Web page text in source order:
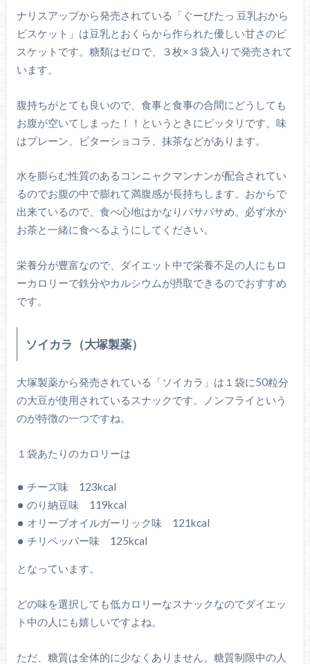
ナリスアップから発売されている「ぐーぴたっ 豆乳おから
ビスケット」は豆乳とおくらから作られた優しい甘さのビ
スケットです。糖類はゼロで、３枚×３袋入りで発売されて
います。
腹持ちがとても良いので、食事と食事の合間にどうしても
お腹が空いてしまった！！というときにピッタリです。味
はプレーン、ビターショコラ、抹茶などがあります。
水を膨らむ性質のあるコンニャクマンナンが配合されてい
るのでお腹の中で膨れて満腹感が長持ちします。おからで
出来ているので、食べ心地はかなりパサパサめ。必ず水か
お茶と一緒に食べるようにしてください。
栄養分が豊富なので、ダイエット中で栄養不足の人にもロ
ーカロリーで鉄分やカルシウムが摂取できるのでおすすめ
です。
ソイカラ（大塚製薬）
大塚製薬から発売されている「ソイカラ」は１袋に50粒分
の大豆が使用されているスナックです。ノンフライという
のが特徴の一つですね。
１袋あたりのカロリーは
チーズ味 123kcal
のり納豆味 119kcal
オリーブオイルガーリック味 121kcal
チリペッパー味 125kcal
となっています。
どの味を選択しても低カロリーなスナックなのでダイエッ
ト中の人にも嬉しいですよね。
ただ、糖質は全体的に少なくありません。糖質制限中の人